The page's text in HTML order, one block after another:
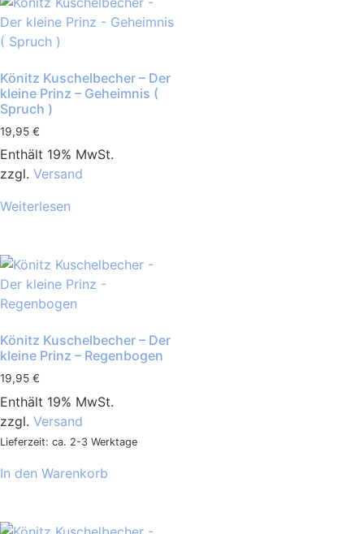
Könitz Kuschelbecher – Der
kleine Prinz – Geheimnis (
Spruch )
19,95 €
Enthält 19% MwSt.
zzgl. Versand
Weiterlesen
Könitz Kuschelbecher – Der
kleine Prinz – Regenbogen
19,95 €
Enthält 19% MwSt.
zzgl. Versand
Lieferzeit: ca. 2-3 Werktage
In den Warenkorb